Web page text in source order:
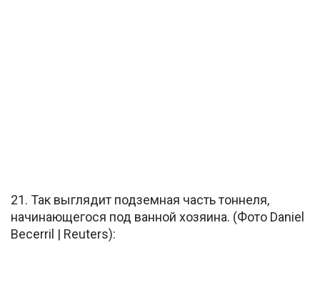
21. Так выглядит подземная часть тоннеля,
начинающегося под ванной хозяина. (Фото Daniel
Becerril | Reuters):